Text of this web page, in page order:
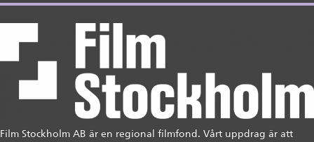
Film Stockholm AB är en regional filmfond. Vårt uppdrag är att